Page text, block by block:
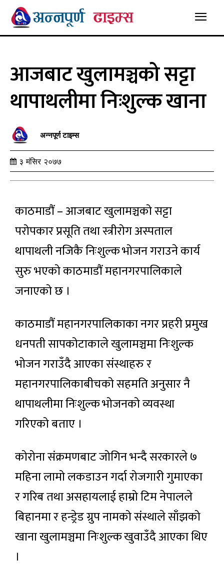
आजबाट खुलामञ्चको सट्टा
थापाथलीमा निःशुल्क खाना
अन्नपूर्ण टाइम्स
३ मंसिर २०७७
काठमाडौं – आजबाट खुलामञ्चको सट्टा
परोपकार प्रसूति तथा स्त्रीरोग अस्पताल
थापाथली नजिकै निःशुल्क भोजन गराउने कार्य
सुरु भएको काठमाडौं महानगरपालिकाले
जनाएको छ ।
काठमाडौं महानगरपालिकाका नगर प्रहरी प्रमुख
धनपती सापकोटाकाले खुलामञ्चमा निःशुल्क
भोजन गराउँदै आएका संस्थाहरु र
महानगरपालिकाबीचको सहमति अनुसार नै
थापाथलीमा निःशुल्क भोजनको व्यवस्था
गरिएको बताए ।
कोरोना संक्रमणबाट जोगिन भन्दै सरकारले ७
महिना लामो लकडाउन गर्दा रोजगारी गुमाएका
र गरिब तथा असहायलाई हाम्रो टिम नेपालले
बिहानमा र हन्ड्रेड ग्रुप नामको संस्थाले साँझको
खाना खुलामञ्चमा निःशुल्क खुवाउँदै आएका थिए
।